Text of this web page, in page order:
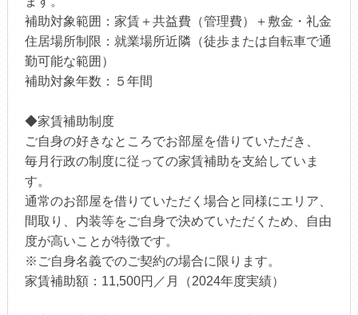
補助対象範囲：家賃＋共益費（管理費）＋敷金・礼金
住居場所制限：就業場所近隣（徒歩または自転車で通
勤可能な範囲）
補助対象年数：５年間
◆家賃補助制度
ご自身の好きなところでお部屋を借りていただき、
毎月行政の制度に従っての家賃補助を支給していま
す。
通常のお部屋を借りていただく場合と同様にエリア、
間取り、内装等をご自身で決めていただくため、自由
度が高いことが特徴です。
※ご自身名義でのご契約の場合に限ります。
家賃補助額：11,500円／月（2024年度実績）